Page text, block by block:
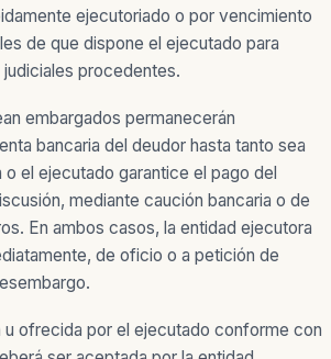
ejecutoriado o por vencimiento
de que dispone el ejecutado para
procedentes.
embargados permanecerán
bancaria del deudor hasta tanto sea
o el ejecutado garantice el pago del
mediante caución bancaria o de
En ambos casos, la entidad ejecutora
de oficio o a petición de
u ofrecida por el ejecutado conforme con